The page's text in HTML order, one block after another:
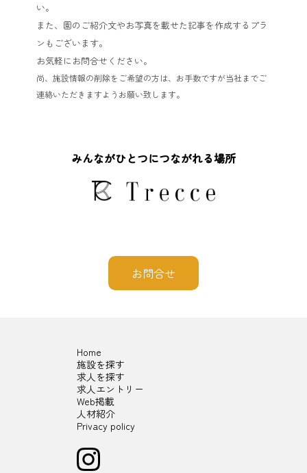
い。
また、園のご紹介文やお写真を載せた記事を作成するプラ
ンもございます。
お気軽にお問合せください。
尚、施設情報の削除をご希望の方は、お手数ですが当社までご
連絡いただきますようお願い致します。
みんながひとつにつながれる場所
お問合せ
Home
施設を探す
求人を探す
求人エントリー
Web掲載
人材紹介
Privacy policy